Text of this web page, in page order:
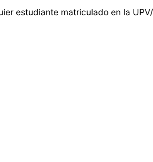
estudiante matriculado en la